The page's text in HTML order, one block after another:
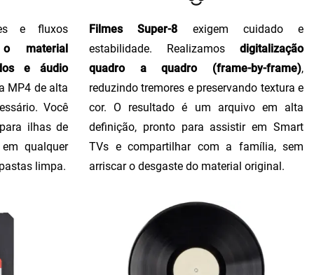
e fluxos
o material
e áudio
MP4 de alta
Você
ilhas de
qualquer
limpa.
Filmes Super-8 exigem cuidado e
estabilidade. Realizamos digitalização
quadro a quadro (frame-by-frame),
reduzindo tremores e preservando textura e
cor. O resultado é um arquivo em alta
definição, pronto para assistir em Smart
TVs e compartilhar com a família, sem
arriscar o desgaste do material original.